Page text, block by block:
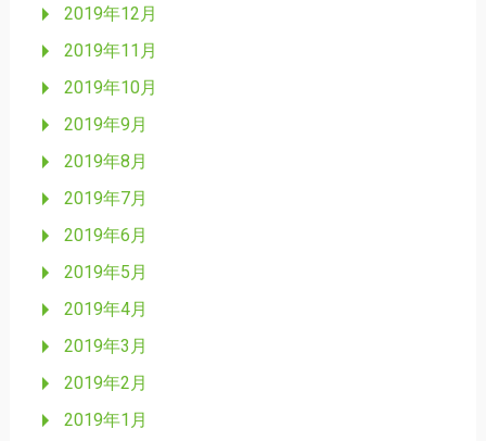
2019年12月
2019年11月
2019年10月
2019年9月
2019年8月
2019年7月
2019年6月
2019年5月
2019年4月
2019年3月
2019年2月
2019年1月